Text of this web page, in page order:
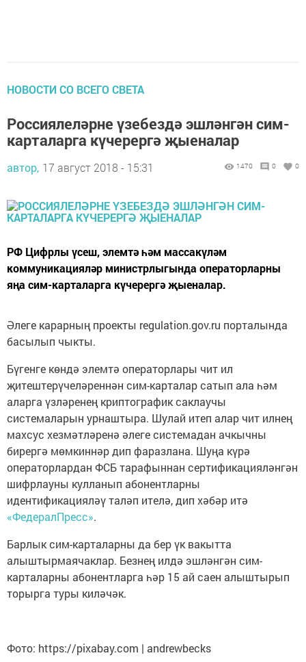
НОВОСТИ СО ВСЕГО СВЕТА
Россиялеләрне үзебездә эшләнгән сим-
карталарга күчерергә җыеналар
автор, 17 август 2018 - 15:31 1470 0 0
РФ Цифрлы үсеш, элемтә һәм массакүләм
коммуникацияләр министрлыгында операторларны
яңа сим-карталарга күчерергә җыеналар.
Әлеге карарның проекты regulation.gov.ru порталында
басылып чыкты.
Бүгенге көндә элемтә операторлары чит ил
җитештерүчеләреннән сим-карталар сатып ала һәм
аларга үзләренең криптографик саклаучы
системаларын урнаштыра. Шулай итеп алар чит илнең
махсус хезмәтләренә әлеге системадан ачкычны
бирергә мөмкиннәр дип фаразлана. Шуңа күрә
операторлардан ФСБ тарафыннан сертификацияләнгән
шифрлауны кулланып абонентларны
идентификацияләү таләп ителә, дип хәбәр итә
«ФедералПресс».
Барлык сим-карталарны да бер үк вакытта
алыштырмаячаклар. Безнең илдә эшләнгән сим-
карталарны абонентларга һәр 15 ай саен алыштырып
торырга туры киләчәк.
Фото: https://pixabay.com | andrewbecks